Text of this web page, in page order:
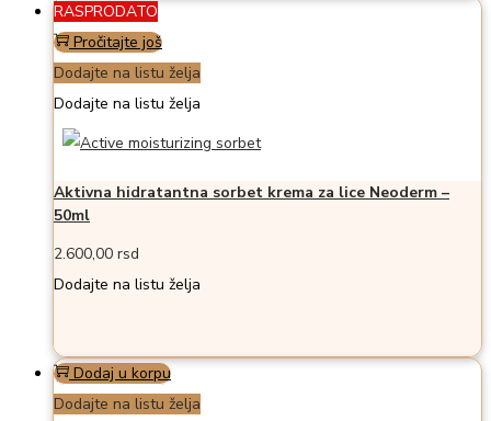
RASPRODATO
Pročitajte još
Dodajte na listu želja
Dodajte na listu želja
Aktivna hidratantna sorbet krema za lice Neoderm –
50ml
2.600,00 rsd
Dodajte na listu želja
Dodaj u korpu
Dodajte na listu želja